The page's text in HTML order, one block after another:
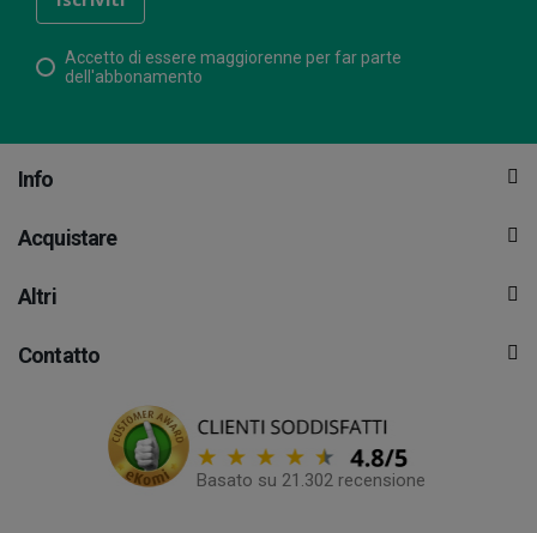
Accetto di essere maggiorenne per far parte
dell'abbonamento
Info
Acquistare
Altri
Contatto
Basato su 21.302 recensione